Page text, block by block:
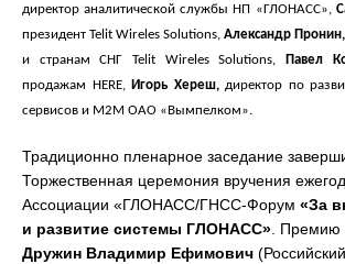
директор аналитической службы НП «ГЛОНАСС»,
президент Telit Wireles Solutions, Александр Пронин,
и странам СНГ Telit Wireles Solutions,
Павел
продажам HERE, Игорь Хереш,директор по
сервисов и М2М ОАО «Вымпелком».
Традиционно пленарное заседание
Торжественная церемония вручения
Ассоциации «ГЛОНАСС/ГНСС-Форум «За
и развитие системы ГЛОНАСС» . Премию
Дружин Владимир Ефимович